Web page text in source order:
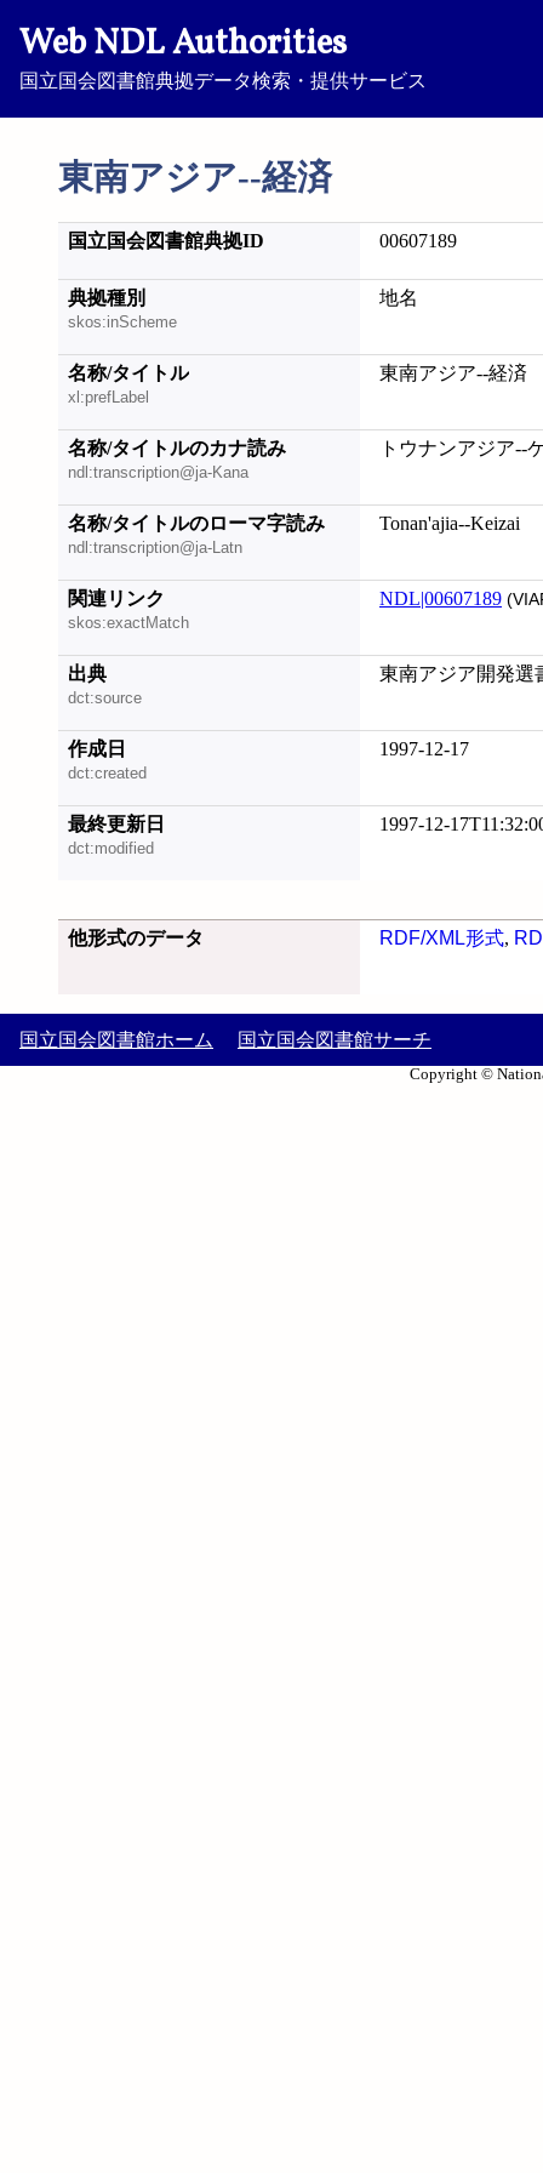
Web NDL Authorities
国立国会図書館典拠データ検索・提供サービス
東南アジア--経済
国立国会図書館典拠ID 00607189
典拠種別
skos:inScheme
地名
名称/タイトル
xl:prefLabel
東南アジア--経済
名称/タイトルのカナ読み
ndl:transcription@ja-Kana
トウナンアジア--
名称/タイトルのローマ字読み
ndl:transcription@ja-Latn
Tonan'ajia--Keizai
関連リンク
skos:exactMatch
NDL|00607189
出典
dct:source
東南アジア開発選
作成日
dct:created
1997-12-17
最終更新日
dct:modified
1997-12-
他形式のデータ RDF/XML形式,
国立国会図書館ホーム 国立国会図書館サーチ
Copyright ©